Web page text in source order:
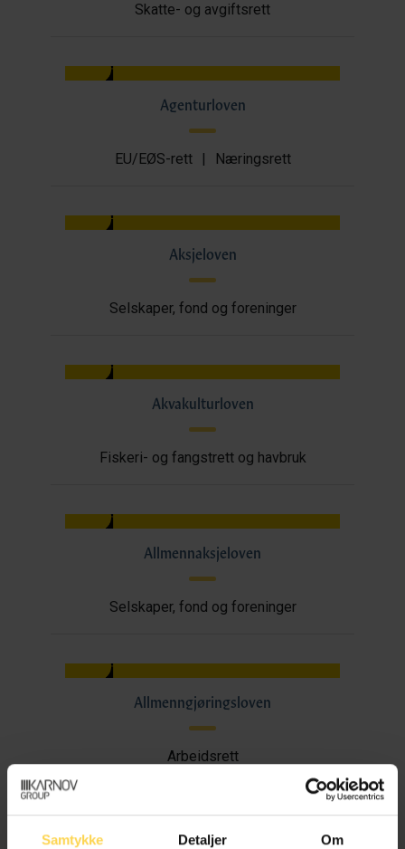
Samtykke Detaljer Om
Skatte- og avgiftsrett
Agenturloven
EU/EØS-rett | Næringsrett
Aksjeloven
Selskaper, fond og foreninger
Akvakulturloven
Fiskeri- og fangstrett og havbruk
Allmennaksjeloven
Selskaper, fond og foreninger
Allmenngjøringsloven
Arbeidsrett